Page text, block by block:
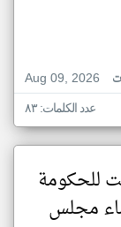
Aug 09, 2026
عدد الكلمات: ٨٣
للحكومة
مجلس